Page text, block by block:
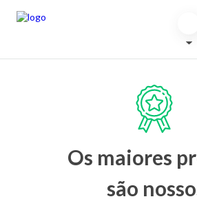
Os maiores
são